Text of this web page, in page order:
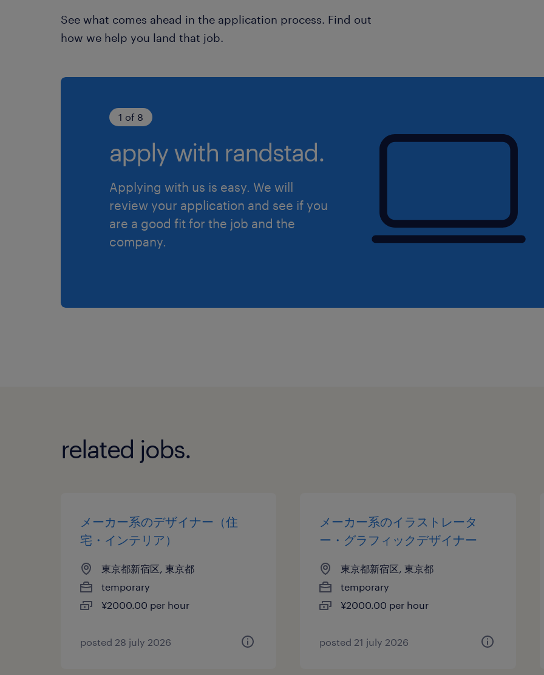
See what comes ahead in the application process. Find out
how we help you land that job.
1 of 8
apply with randstad.
Applying with us is easy. We will
review your application and see if you
are a good fit for the job and the
company.
related jobs.
メーカー系のデザイナー（住
宅・インテリア）
東京都新宿区, 東京都
temporary
¥2000.00 per hour
posted 28 july 2026
メーカー系のイラストレータ
ー・グラフィックデザイナー
東京都新宿区, 東京都
temporary
¥2000.00 per hour
posted 21 july 2026